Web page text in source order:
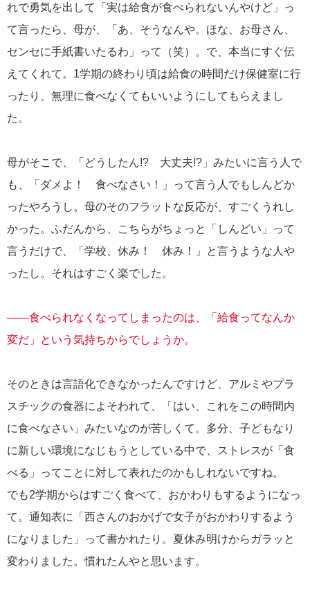
れで勇気を出して「実は給食が食べられないんやけど」っ
て言ったら、母が、「あ、そうなんや。ほな、お母さん、
センセに手紙書いたるわ」って（笑）。で、本当にすぐ伝
えてくれて。1学期の終わり頃は給食の時間だけ保健室に行
ったり、無理に食べなくてもいいようにしてもらえまし
た。
母がそこで、「どうしたん!? 大丈夫!?」みたいに言う人で
も、「ダメよ！ 食べなさい！」って言う人でもしんどか
ったやろうし。母のそのフラットな反応が、すごくうれし
かった。ふだんから、こちらがちょっと「しんどい」って
言うだけで、「学校、休み！ 休み！」と言うような人や
ったし。それはすごく楽でした。
――食べられなくなってしまったのは、「給食ってなんか
変だ」という気持ちからでしょうか。
そのときは言語化できなかったんですけど、アルミやプラ
スチックの食器によそわれて、「はい、これをこの時間内
に食べなさい」みたいなのが苦しくて。多分、子どもなり
に新しい環境になじもうとしている中で、ストレスが「食
べる」ってことに対して表れたのかもしれないですね。
でも2学期からはすごく食べて、おかわりもするようになっ
て。通知表に「西さんのおかげで女子がおかわりするよう
になりました」って書かれたり。夏休み明けからガラッと
変わりました。慣れたんやと思います。